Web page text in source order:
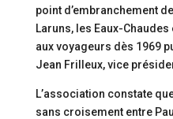
point d’embranchement
Laruns, les Eaux-
aux voyageurs dès 1969
Jean Frilleux, vice
L’association constate
sans croisement entre